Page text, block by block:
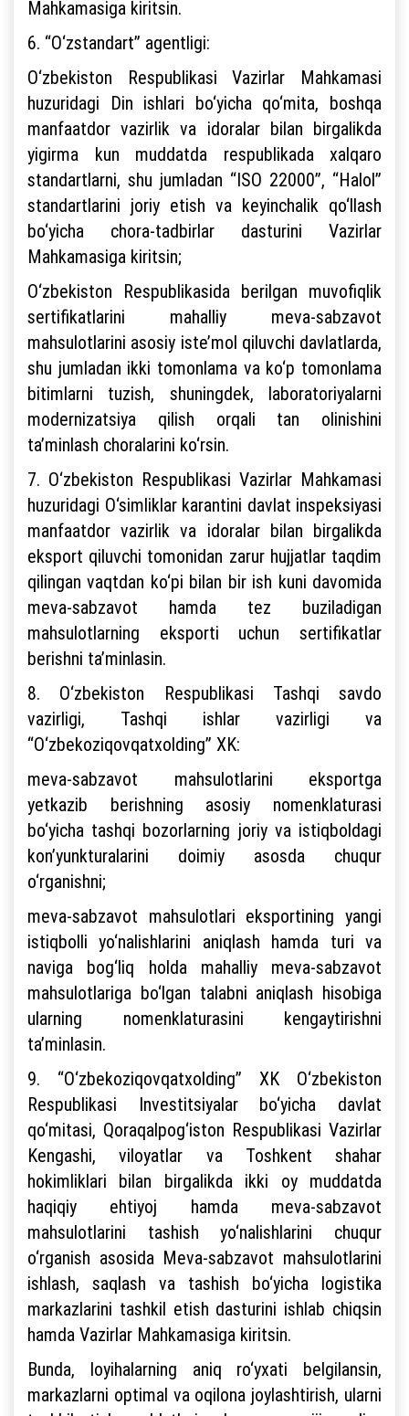
Mahkamasiga kiritsin.
6. “O‘zstandart” agentligi:
O‘zbekiston Respublikasi Vazirlar Mahkamasi
huzuridagi Din ishlari bo‘yicha qo‘mita, boshqa
manfaatdor vazirlik va idoralar bilan birgalikda
yigirma kun muddatda respublikada xalqaro
standartlarni, shu jumladan “ISO 22000”, “Halol”
standartlarini joriy etish va keyinchalik qo‘llash
bo‘yicha chora-tadbirlar dasturini Vazirlar
Mahkamasiga kiritsin;
O‘zbekiston Respublikasida berilgan muvofiqlik
sertifikatlarini mahalliy meva-sabzavot
mahsulotlarini asosiy iste’mol qiluvchi davlatlarda,
shu jumladan ikki tomonlama va ko‘p tomonlama
bitimlarni tuzish, shuningdek, laboratoriyalarni
modernizatsiya qilish orqali tan olinishini
ta’minlash choralarini ko‘rsin.
7. O‘zbekiston Respublikasi Vazirlar Mahkamasi
huzuridagi O‘simliklar karantini davlat inspeksiyasi
manfaatdor vazirlik va idoralar bilan birgalikda
eksport qiluvchi tomonidan zarur hujjatlar taqdim
qilingan vaqtdan ko‘pi bilan bir ish kuni davomida
meva-sabzavot hamda tez buziladigan
mahsulotlarning eksporti uchun sertifikatlar
berishni ta’minlasin.
8. O‘zbekiston Respublikasi Tashqi savdo
vazirligi, Tashqi ishlar vazirligi va
“O‘zbekoziqovqatxolding” XK:
meva-sabzavot mahsulotlarini eksportga
yetkazib berishning asosiy nomenklaturasi
bo‘yicha tashqi bozorlarning joriy va istiqboldagi
kon’yunkturalarini doimiy asosda chuqur
o‘rganishni;
meva-sabzavot mahsulotlari eksportining yangi
istiqbolli yo‘nalishlarini aniqlash hamda turi va
naviga bog‘liq holda mahalliy meva-sabzavot
mahsulotlariga bo‘lgan talabni aniqlash hisobiga
ularning nomenklaturasini kengaytirishni
ta’minlasin.
9. “O‘zbekoziqovqatxolding” XK O‘zbekiston
Respublikasi Investitsiyalar bo‘yicha davlat
qo‘mitasi, Qoraqalpog‘iston Respublikasi Vazirlar
Kengashi, viloyatlar va Toshkent shahar
hokimliklari bilan birgalikda ikki oy muddatda
haqiqiy ehtiyoj hamda meva-sabzavot
mahsulotlarini tashish yo‘nalishlarini chuqur
o‘rganish asosida Meva-sabzavot mahsulotlarini
ishlash, saqlash va tashish bo‘yicha logistika
markazlarini tashkil etish dasturini ishlab chiqsin
hamda Vazirlar Mahkamasiga kiritsin.
Bunda, loyihalarning aniq ro‘yxati belgilansin,
markazlarni optimal va oqilona joylashtirish, ularni